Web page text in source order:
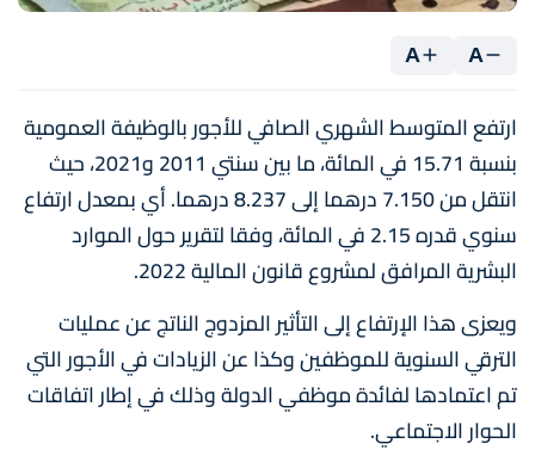
A
A
ارتفع المتوسط الشهري الصافي للأجور بالوظيفة العمومية
بنسبة 15.71 في المائة، ما بين سنتي 2011 و2021، حيث
انتقل من 7.150 درهما إلى 8.237 درهما. أي بمعدل ارتفاع
سنوي قدره 2.15 في المائة، وفقا لتقرير حول الموارد
البشرية المرافق لمشروع قانون المالية 2022.
ويعزى هذا الإرتفاع إلى التأثير المزدوج الناتج عن عمليات
الترقي السنوية للموظفين وكذا عن الزيادات في الأجور التي
تم اعتمادها لفائدة موظفي الدولة وذلك في إطار اتفاقات
الحوار الاجتماعي.